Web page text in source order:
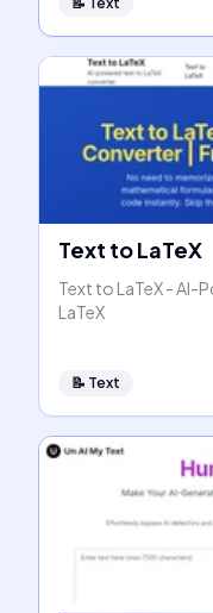
Text to LaTeX
Text to LaTeX - AI-
LaTeX
📝 Text